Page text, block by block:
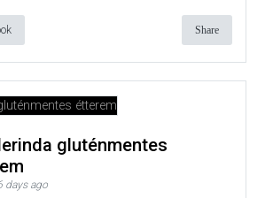
Share
gluténmentes
days ago